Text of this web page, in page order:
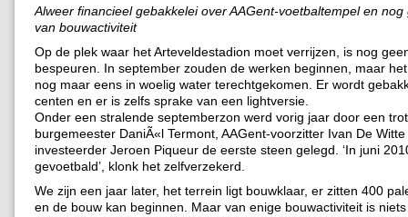
Alweer financieel gebakkelei over AAGent-voetbaltempel en nog
van bouwactiviteit
Op de plek waar het Arteveldestadion moet verrijzen, is nog
bespeuren. In september zouden de werken beginnen, maar
nog maar eens in woelig water terechtgekomen. Er wordt
centen en er is zelfs sprake van een lightversie.
Onder een stralende septemberzon werd vorig jaar door een
burgemeester DaniÃ«l Termont, AAGent-voorzitter Ivan De
investeerder Jeroen Piqueur de eerste steen gelegd. ‘In juni
gevoetbald’, klonk het zelfverzekerd.
We zijn een jaar later, het terrein ligt bouwklaar, er zitten 400
en de bouw kan beginnen. Maar van enige bouwactiviteit is